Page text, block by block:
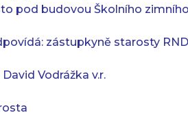
pod budovou Školního
zástupkyně starosty
David Vodrážka v.r.